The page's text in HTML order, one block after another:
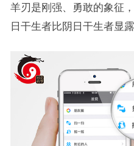
羊刃是刚强、勇敢的象征
日干生者比阴日干生者显